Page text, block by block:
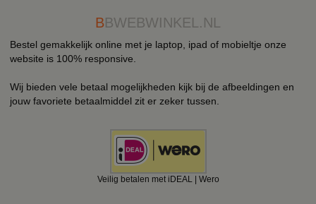
BBWEBWINKEL.NL
Bestel gemakkelijk online met je laptop, ipad of mobieltje onze
website is 100% responsive.
Wij bieden vele betaal mogelijkheden kijk bij de afbeeldingen en
jouw favoriete betaalmiddel zit er zeker tussen.
Veilig betalen met iDEAL | Wero